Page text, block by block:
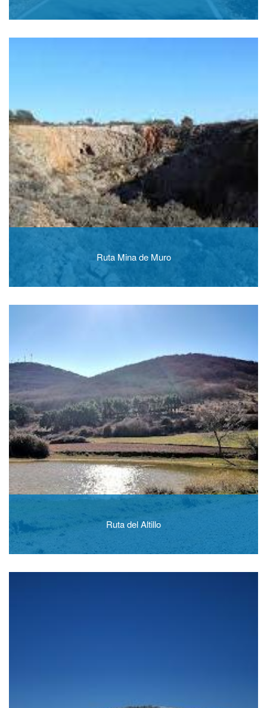
Ruta Mina de Muro
Ruta del Altillo